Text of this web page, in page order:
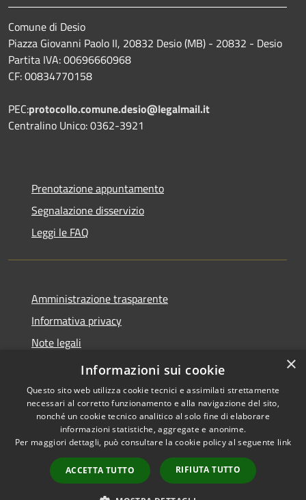
Comune di Desio
Piazza Giovanni Paolo II, 20832 Desio (MB) - 20832 - Desio
Partita IVA: 00696660968
CF: 00834770158
PEC:protocollo.comune.desio@legalmail.it
Centralino Unico: 0362-3921
Prenotazione appuntamento
Segnalazione disservizio
Leggi le FAQ
Amministrazione trasparente
Informativa privacy
Note legali
Dichiarazione di accessibilità
Accessibilità
Copyright © 2026 • Comune di
Desio • Powered by
Municipium•
Accesso
redazione
×
Informazioni sui cookie
Questo sito web utilizza cookie tecnici e assimilati strettamente
necessari al corretto funzionamento e alla navigazione del sito,
nonché un cookie tecnico analitico al solo fine di elaborare
informazioni statistiche, aggregate e anonime.
Per maggiori dettagli, può consultare la cookie policy al seguente link
ACCETTA TUTTO RIFIUTA TUTTO